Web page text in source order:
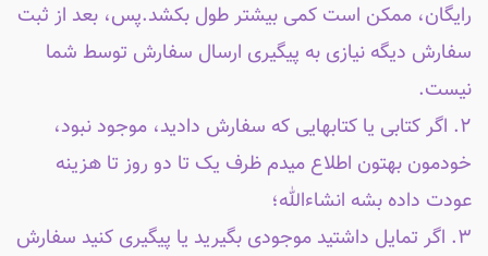
رایگان، ممکن است کمی بیشتر طول بکشد.پس، بعد از ثبت
سفارش دیگه نیازی به پیگیری ارسال سفارش توسط شما
نیست.
۲. اگر کتابی یا کتابهایی که سفارش دادید، موجود نبود،
خودمون بهتون اطلاع میدم ظرف یک تا دو روز تا هزینه
عودت داده بشه انشاءالله؛
۳. اگر تمایل داشتید موجودی بگیرید یا پیگیری کنید سفارش